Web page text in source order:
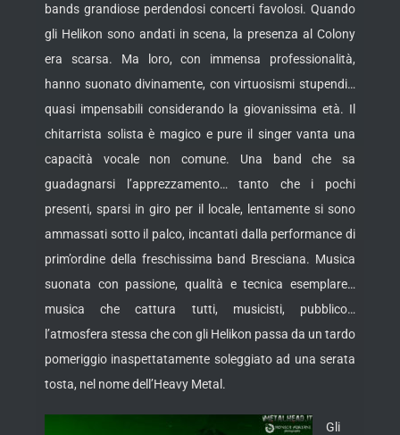
bands grandiose perdendosi concerti favolosi. Quando
gli Helikon sono andati in scena, la presenza al Colony
era scarsa. Ma loro, con immensa professionalità,
hanno suonato divinamente, con virtuosismi stupendi…
quasi impensabili considerando la giovanissima età. Il
chitarrista solista è magico e pure il singer vanta una
capacità vocale non comune. Una band che sa
guadagnarsi l’apprezzamento… tanto che i pochi
presenti, sparsi in giro per il locale, lentamente si sono
ammassati sotto il palco, incantati dalla performance di
prim’ordine della freschissima band Bresciana. Musica
suonata con passione, qualità e tecnica esemplare…
musica che cattura tutti, musicisti, pubblico…
l’atmosfera stessa che con gli Helikon passa da un tardo
pomeriggio inaspettatamente soleggiato ad una serata
tosta, nel nome dell’Heavy Metal.
Gli